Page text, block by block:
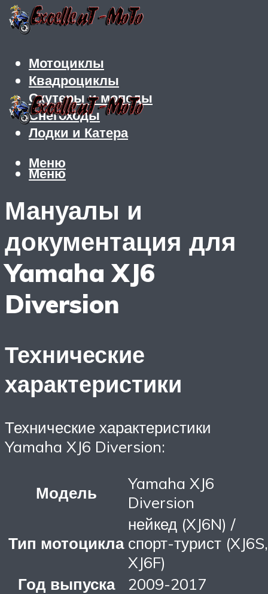
Мотоциклы
Квадроциклы
Скутеры и мопеды
Снегоходы
Лодки и Катера
Меню
Меню
Мануалы и
документация для
Yamaha XJ6
Diversion
Технические
характеристики
Технические характеристики
Yamaha XJ6 Diversion:
Модель
Yamaha XJ6
Diversion
Тип мотоцикла
нейкед (XJ6N) /
спорт-турист (XJ6S,
XJ6F)
Год выпуска
2009-2017